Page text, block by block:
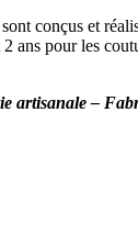
conçus et
ans pour les
artisanale –